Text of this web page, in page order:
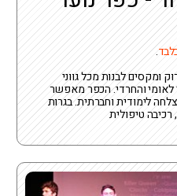
.
ומקסים לבנות מכל גווני
והחרדי. הכפר מאפשר
לימודית וחברתית. בגרות
טיפולית